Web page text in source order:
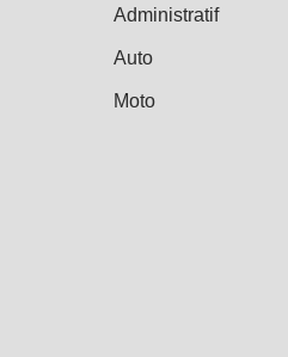
Administratif
Auto
Moto